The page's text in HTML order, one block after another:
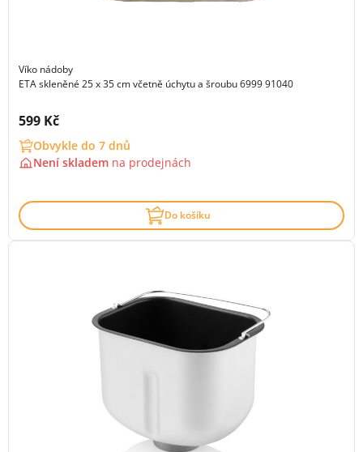
Víko nádoby
ETA skleněné 25 x 35 cm včetně úchytu a šroubu 6999 91040
Cena s DPH:
599 Kč
Obvykle do 7 dnů
Není skladem na prodejnách
Do košíku